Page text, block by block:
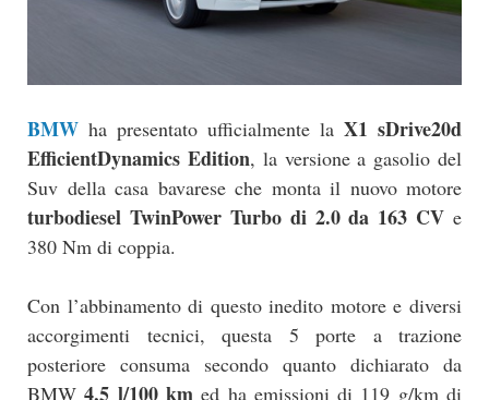
BMW ha presentato ufficialmente la X1 sDrive20d
EfficientDynamics Edition, la versione a gasolio del
Suv della casa bavarese che monta il nuovo motore
turbodiesel TwinPower Turbo di 2.0 da 163 CV e
380 Nm di coppia.
Con l’abbinamento di questo inedito motore e diversi
accorgimenti tecnici, questa 5 porte a trazione
posteriore consuma secondo quanto dichiarato da
BMW4,5 l/100 kmed ha emissioni di 119 g/km di